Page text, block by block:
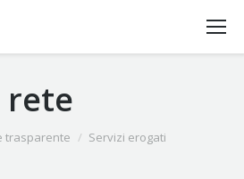
rete
trasparente
Servizi erogati